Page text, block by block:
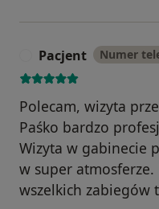
Pacjent Numer
Polecam, wizyta
Paśko bardzo
Wizyta w gabinecie
w super
wszelkich zabiegów